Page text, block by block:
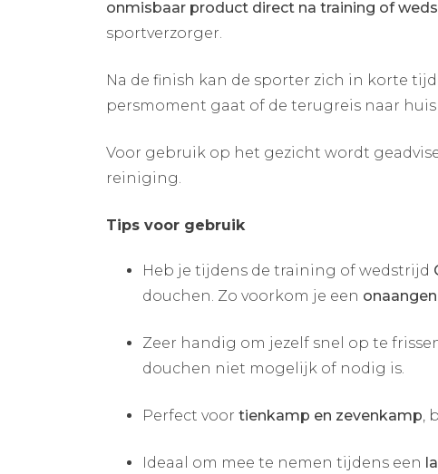
onmisbaar product direct na training of
sportverzorger.
Na de finish kan de sporter zich in korte
persmoment gaat of de terugreis naar
Voor gebruik op het gezicht wordt
reiniging.
Tips voor gebruik
Heb je tijdens de training of wedstrijd
douchen. Zo voorkom je een
Zeer handig om jezelf snel op te
douchen niet mogelijk of nodig is.
Perfect voor tienkamp en zevenkamp
Ideaal om mee te nemen tijdens een